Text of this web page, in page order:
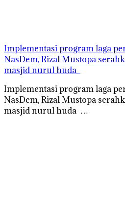
Implementasi program laga
NasDem, Rizal Mustopa
masjid nurul huda
Implementasi program laga
NasDem, Rizal Mustopa
masjid nurul huda …